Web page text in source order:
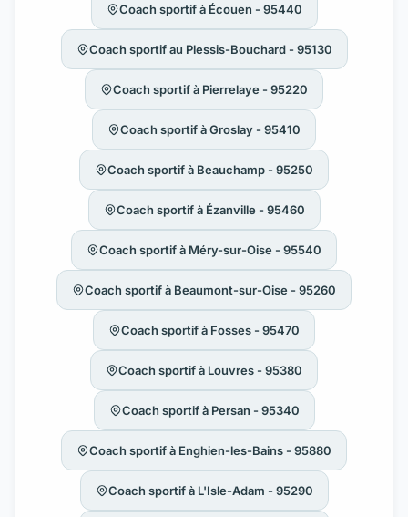
Coach sportif à Écouen - 95440
Coach sportif au Plessis-Bouchard - 95130
Coach sportif à Pierrelaye - 95220
Coach sportif à Groslay - 95410
Coach sportif à Beauchamp - 95250
Coach sportif à Ézanville - 95460
Coach sportif à Méry-sur-Oise - 95540
Coach sportif à Beaumont-sur-Oise - 95260
Coach sportif à Fosses - 95470
Coach sportif à Louvres - 95380
Coach sportif à Persan - 95340
Coach sportif à Enghien-les-Bains - 95880
Coach sportif à L'Isle-Adam - 95290